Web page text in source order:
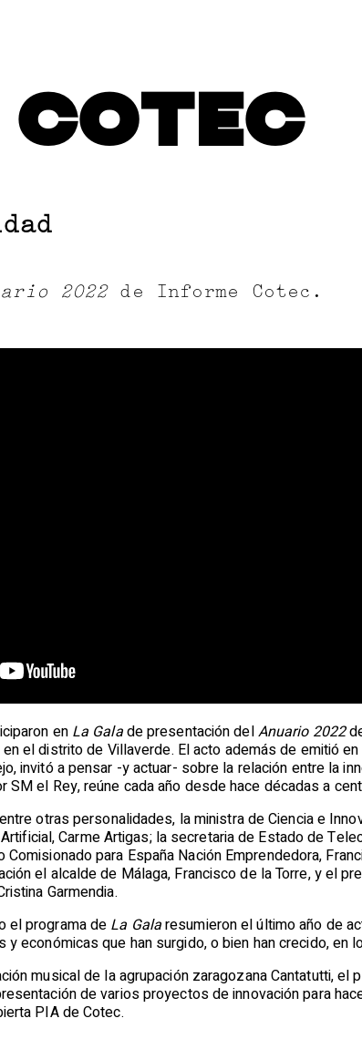
COTEC
2022 de Informe Cotec.
enLa Galade presentación delAnuario 2022
el distrito de Villaverde. El acto además de emitió
invitó a pensar -y actuar- sobre la relación entre la
SM el Rey, reúne cada año desde hace décadas a
otras personalidades, la ministra de Ciencia e
Carme Artigas; la secretaria de Estado de
para España Nación Emprendedora,
el alcalde de Málaga, Francisco de la Torre, y el
Garmendia.
el programa de La Galaresumieron el último año de
económicas que han surgido, o bien han crecido, en
musical de la agrupación zaragozana Cantatutti,
de varios proyectos de innovación para
PIA de Cotec.